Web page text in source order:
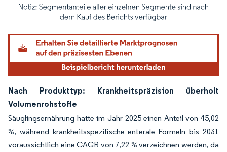
Bild © Mordor Intelligence. Wiederverwendung erfordert Namensnennung
Nach Produkttyp: Krankheitspräzision überholt
Volumenrohstoffe
Säuglingsernährung hatte im Jahr 2025 einen Anteil von 45,02
%, während krankheitsspezifische enterale Formeln bis 2031
voraussichtlich eine CAGR von 7,22 % verzeichnen werden, da